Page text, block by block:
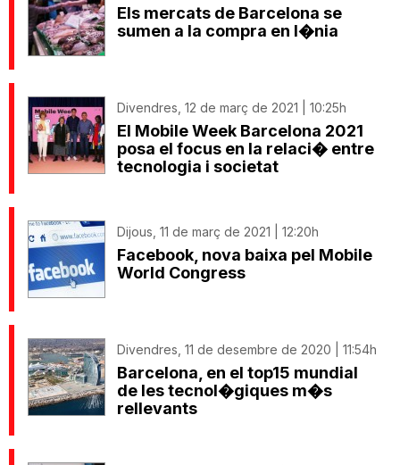
Els mercats de Barcelona se
sumen a la compra en l�nia
Divendres, 12 de març de 2021 | 10:25h
El Mobile Week Barcelona 2021
posa el focus en la relaci� entre
tecnologia i societat
Dijous, 11 de març de 2021 | 12:20h
Facebook, nova baixa pel Mobile
World Congress
Divendres, 11 de desembre de 2020 | 11:54h
Barcelona, en el top15 mundial
de les tecnol�giques m�s
rellevants